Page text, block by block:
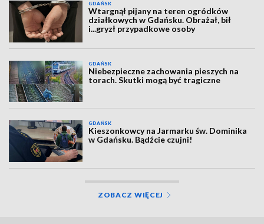
GDAŃSK
Wtargnął pijany na teren ogródków
działkowych w Gdańsku. Obrażał, bił
i...gryzł przypadkowe osoby
GDAŃSK
Niebezpieczne zachowania pieszych na
torach. Skutki mogą być tragiczne
GDAŃSK
Kieszonkowcy na Jarmarku św. Dominika
w Gdańsku. Bądźcie czujni!
ZOBACZ WIĘCEJ